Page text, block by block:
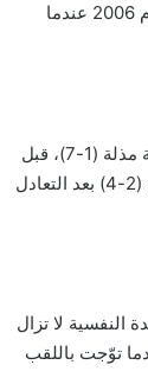
أضافت “السيليساو” فصلاً جديدًا إلى سلسلة إخفاقاتها المريرة أمام الفرق الأوروبية، والتي بدأت عام 2006 عندما
وفي 2014، تلقت البرازيل أقسى هزيمة في تاريخها على أرضها أمام ألمانيا في نصف النهائي بنتيجة مذلة (1-7)، قبل
أن تخرج أمام بلجيكا في ربع نهائي 2018 (1-2)، ثم أمام كرواتيا في ربع نهائي 2022 بركلات الترجيح (2-4) بعد التعادل
النفسية لا تزال
لها على فريق أوروبي في مرحلة خروج المغلوب يعود إلى نهائي 2002 عندما توّجت باللقب